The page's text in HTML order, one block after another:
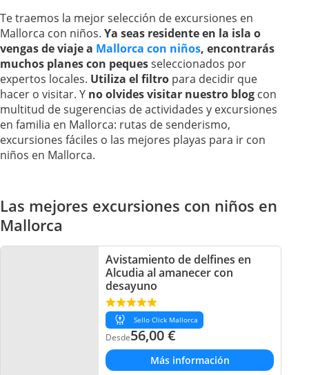
Te traemos la mejor selección de excursiones en
Mallorca con niños. Ya seas residente en la isla o
vengas de viaje a Mallorca con niños, encontrarás
muchos planes con pequesseleccionados por
expertos locales. Utiliza el filtro para decidir que
hacer o visitar. Y no olvides visitar nuestro blog con
multitud de sugerencias de actividades y excursiones
en familia en Mallorca: rutas de senderismo,
excursiones fáciles o las mejores playas para ir con
niños en Mallorca.
Las mejores excursiones con niños en
Mallorca
Avistamiento de delfines en
Alcudia al amanecer con
desayuno
Sello Click Mallorca
Desde56,00€
Más información